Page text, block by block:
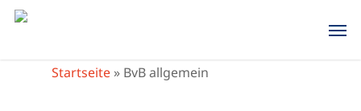
Skip
Startseite » BvB allgemein